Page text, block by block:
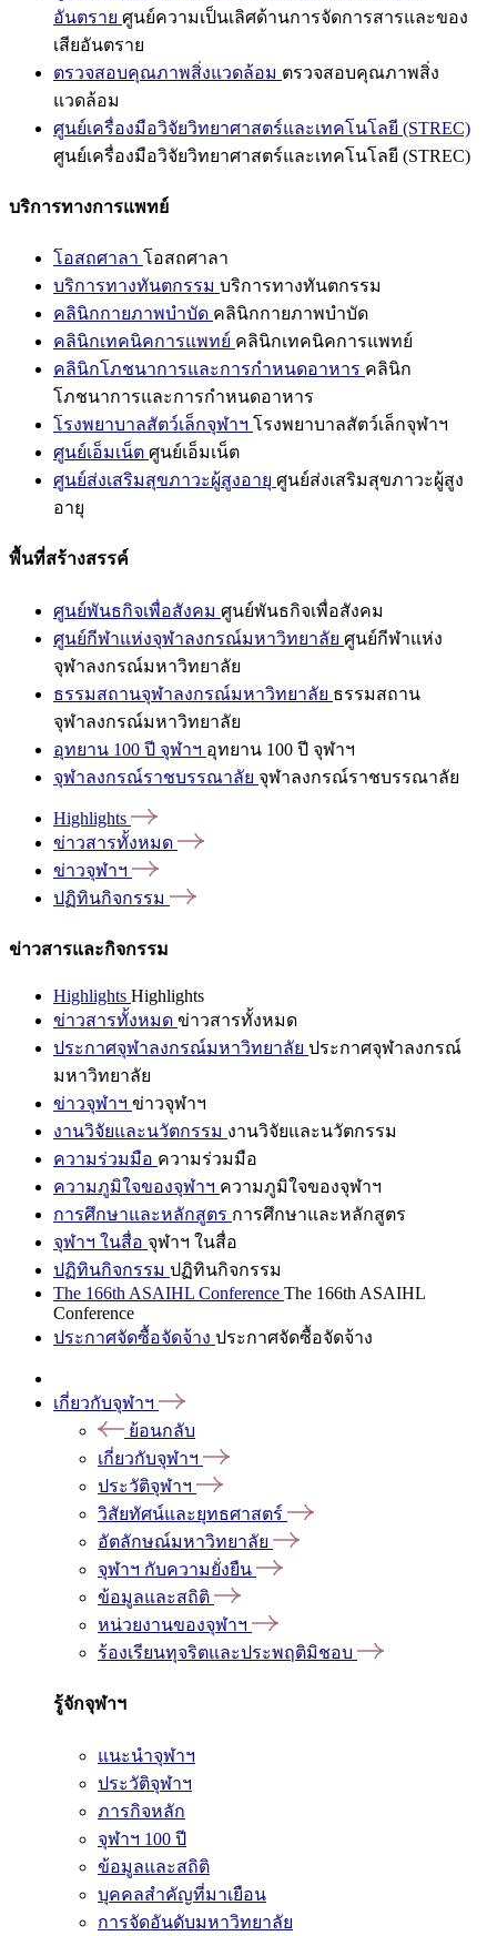
อันตราย ศูนย์ความเป็นเลิศด้านการจัดการสารและของ
เสียอันตราย
ตรวจสอบคุณภาพสิ่งแวดล้อม ตรวจสอบคุณภาพสิ่ง
แวดล้อม
ศูนย์เครื่องมือวิจัยวิทยาศาสตร์และเทคโนโลยี (STREC)
ศูนย์เครื่องมือวิจัยวิทยาศาสตร์และเทคโนโลยี (STREC)
บริการทางการแพทย์
โอสถศาลา โอสถศาลา
บริการทางทันตกรรม บริการทางทันตกรรม
คลินิกกายภาพบำบัด คลินิกกายภาพบำบัด
คลินิกเทคนิคการแพทย์ คลินิกเทคนิคการแพทย์
คลินิกโภชนาการและการกำหนดอาหาร คลินิก
โภชนาการและการกำหนดอาหาร
โรงพยาบาลสัตว์เล็กจุฬาฯ โรงพยาบาลสัตว์เล็กจุฬาฯ
ศูนย์เอ็มเน็ต ศูนย์เอ็มเน็ต
ศูนย์ส่งเสริมสุขภาวะผู้สูงอายุ ศูนย์ส่งเสริมสุขภาวะผู้สูง
อายุ
พื้นที่สร้างสรรค์
ศูนย์พันธกิจเพื่อสังคม ศูนย์พันธกิจเพื่อสังคม
ศูนย์กีฬาแห่งจุฬาลงกรณ์มหาวิทยาลัย ศูนย์กีฬาแห่ง
จุฬาลงกรณ์มหาวิทยาลัย
ธรรมสถานจุฬาลงกรณ์มหาวิทยาลัย ธรรมสถาน
จุฬาลงกรณ์มหาวิทยาลัย
อุทยาน 100 ปี จุฬาฯ อุทยาน 100 ปี จุฬาฯ
จุฬาลงกรณ์ราชบรรณาลัย จุฬาลงกรณ์ราชบรรณาลัย
Highlights
ข่าวสารทั้งหมด
ข่าวจุฬาฯ
ปฏิทินกิจกรรม
ข่าวสารและกิจกรรม
Highlights Highlights
ข่าวสารทั้งหมด ข่าวสารทั้งหมด
ประกาศจุฬาลงกรณ์มหาวิทยาลัย ประกาศจุฬาลงกรณ์
มหาวิทยาลัย
ข่าวจุฬาฯ ข่าวจุฬาฯ
งานวิจัยและนวัตกรรม งานวิจัยและนวัตกรรม
ความร่วมมือ ความร่วมมือ
ความภูมิใจของจุฬาฯ ความภูมิใจของจุฬาฯ
การศึกษาและหลักสูตร การศึกษาและหลักสูตร
จุฬาฯ ในสื่อ จุฬาฯ ในสื่อ
ปฏิทินกิจกรรม ปฏิทินกิจกรรม
The 166th ASAIHL Conference The 166th ASAIHL
Conference
ประกาศจัดซื้อจัดจ้าง ประกาศจัดซื้อจัดจ้าง
เกี่ยวกับจุฬาฯ
ย้อนกลับ
เกี่ยวกับจุฬาฯ
ประวัติจุฬาฯ
วิสัยทัศน์และยุทธศาสตร์
อัตลักษณ์มหาวิทยาลัย
จุฬาฯ กับความยั่งยืน
ข้อมูลและสถิติ
หน่วยงานของจุฬาฯ
ร้องเรียนทุจริตและประพฤติมิชอบ
รู้จักจุฬาฯ
แนะนำจุฬาฯ
ประวัติจุฬาฯ
ภารกิจหลัก
จุฬาฯ 100 ปี
ข้อมูลและสถิติ
บุคคลสำคัญที่มาเยือน
การจัดอันดับมหาวิทยาลัย